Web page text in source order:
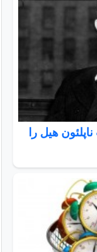
هیل را